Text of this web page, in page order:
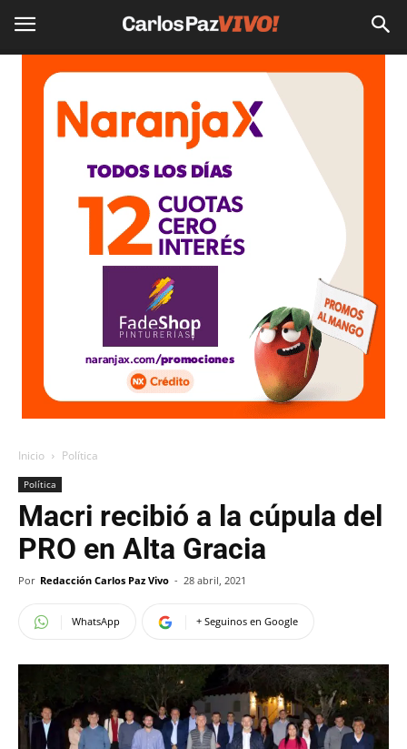
Inicio Política
Política
Macri recibió a la cúpula del
PRO en Alta Gracia
Por Redacción Carlos Paz Vivo - 28 abril, 2021
WhatsApp + Seguinos en Google